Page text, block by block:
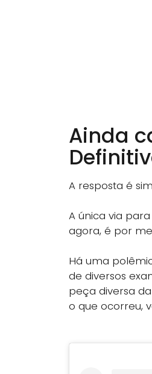
Ainda
A resposta é
A única via
agora, é por
Há uma
de diversos
peça diversa
o que ocorreu,